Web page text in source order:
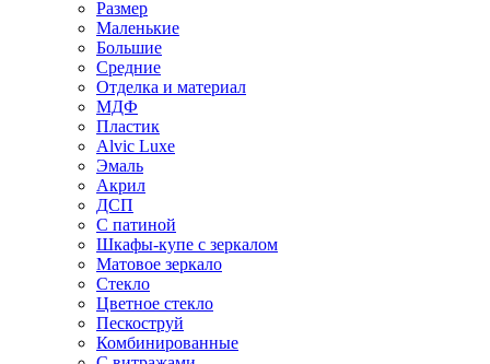
Размер
Маленькие
Большие
Средние
Отделка и материал
МДФ
Пластик
Alvic Luxe
Эмаль
Акрил
ДСП
С патиной
Шкафы-купе с зеркалом
Матовое зеркало
Стекло
Цветное стекло
Пескоструй
Комбинированные